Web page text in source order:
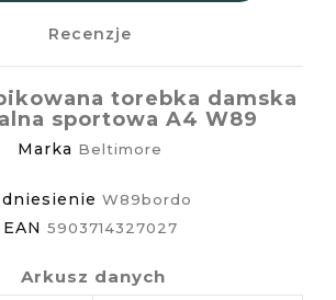
Recenzje
torebka damska
sportowa A4 W89
Marka Beltimore
W89bordo
EAN 5903714327027
Arkusz danych